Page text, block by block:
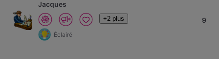
Jacques
+2 plus
Éclairé
9